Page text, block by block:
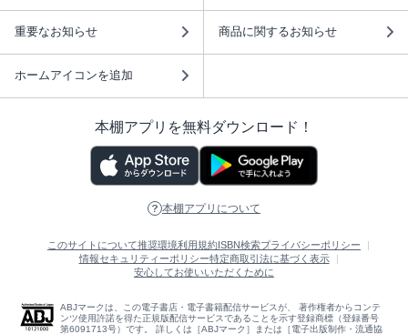
重要なお知らせ 商品に関するお知らせ
ホームアイコンを追加
本棚アプリを無料ダウンロード！
本棚アプリについて
このサイトについて推奨環境利用規約ISBN検索プライバシーポリシー
情報セキュリティーポリシー特定商取引法に基づく表示
安心してお使いいただくために
ABJマークは、この電子書店・電子書籍配信サービスが、 著作権者からコンテ
ンツ使用許諾を得た正規版配信サービスであることを示す登録商標（登録番号
第6091713号）です。 詳しくは［ABJマーク］または［電子出版制作・流通協